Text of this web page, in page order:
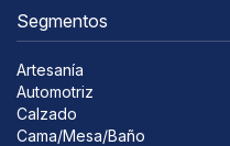
Segmentos
Artesanía
Automotriz
Calzado
Cama/Mesa/Baño